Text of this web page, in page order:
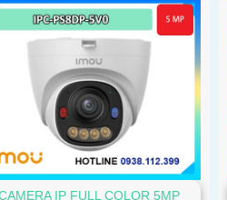
IP FULL COLOR 5MP